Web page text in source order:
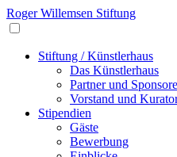
Roger Willemsen Stiftung
Stiftung / Künstlerhaus
Das Künstlerhaus
Partner und
Vorstand und
Stipendien
Gäste
Bewerbung